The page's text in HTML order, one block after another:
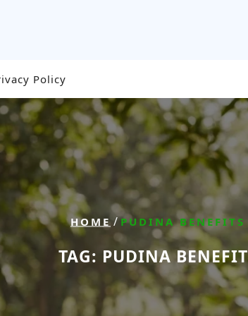
Policy
HOME /PUDINA BENEFITS
TAG: PUDINA